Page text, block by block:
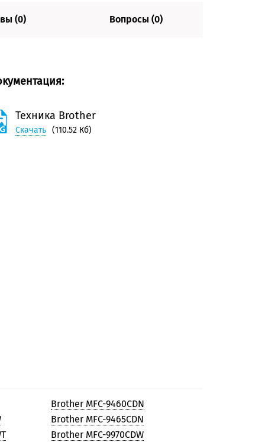
(0) Вопросы (0)
Техника Brother
Скачать (110.52 Кб)
Brother MFC-9460CDN
Brother MFC-9465CDN
Brother MFC-9970CDW